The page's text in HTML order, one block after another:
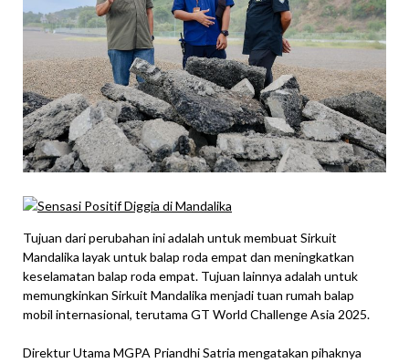
Tujuan dari perubahan ini adalah untuk membuat Sirkuit
Mandalika layak untuk balap roda empat dan meningkatkan
keselamatan balap roda empat. Tujuan lainnya adalah untuk
memungkinkan Sirkuit Mandalika menjadi tuan rumah balap
mobil internasional, terutama GT World Challenge Asia 2025.
Direktur Utama MGPA Priandhi Satria mengatakan pihaknya